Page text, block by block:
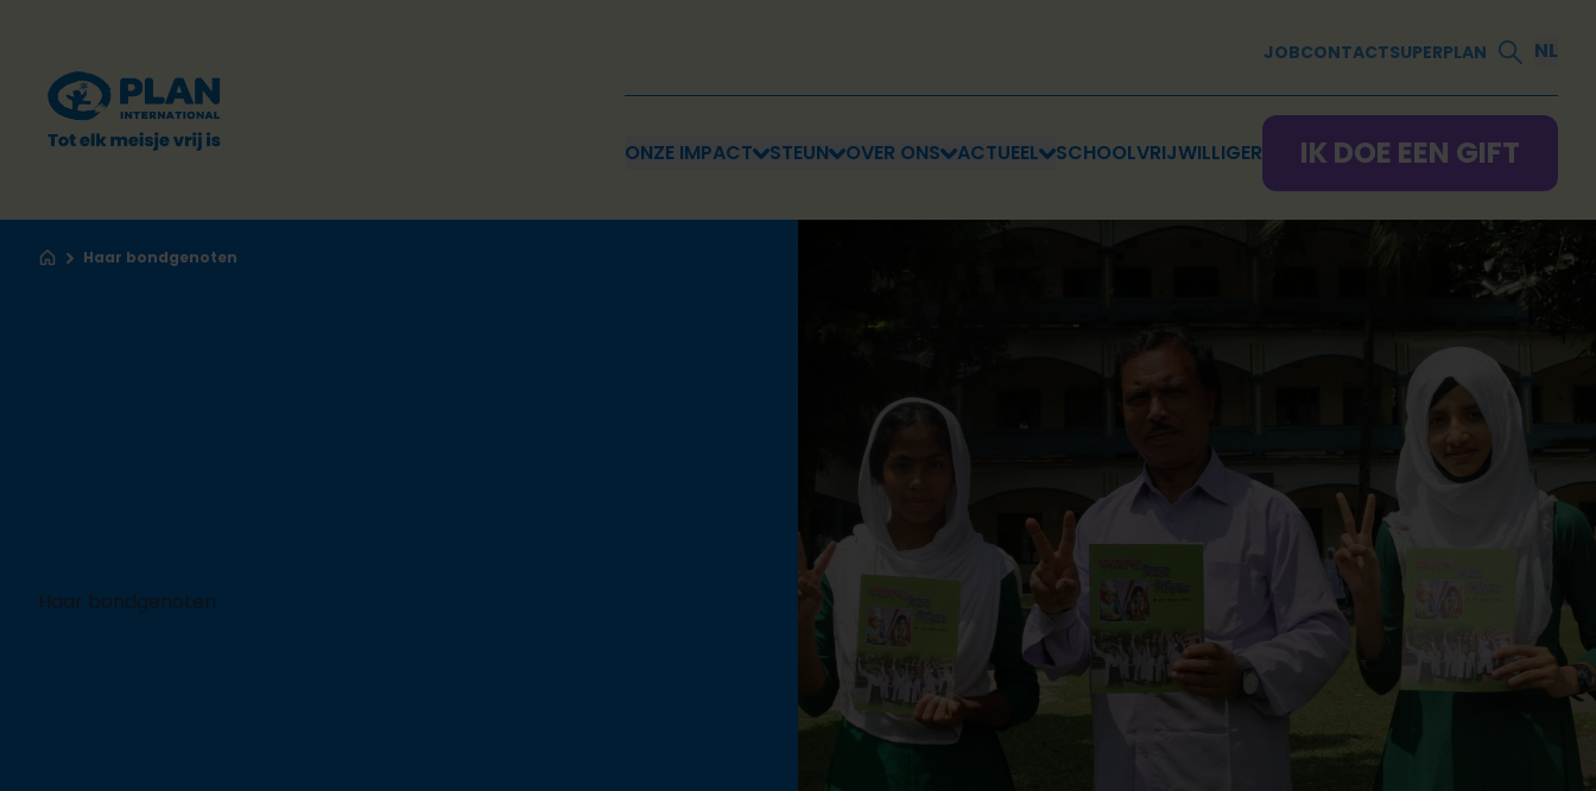
JOBCONTACTSUPERPLAN NL
ONZE IMPACT STEUN OVER ONS ACTUEEL SCHOOLVRIJWILLIGER IK DOE EEN GIFT
HomeHaar bondgenoten
Haar bondgenoten